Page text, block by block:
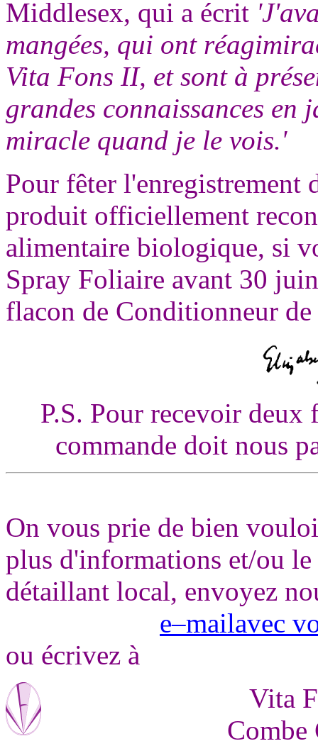
Middlesex, qui a écrit
mangées, qui ont
Vita Fons II, et sont à
grandes connaissances en
miracle quand je le vois.'
Pour fêter l'enregistrement
produit officiellement
alimentaire biologique, si
Spray Foliaire avant 30
flacon de Conditionneur
P.S. Pour recevoir
commande doit nous
On vous prie de bien
plus d'informations et/ou le
détaillant local, envoyez
e–mailavec
ou écrivez à
Vita
Combe